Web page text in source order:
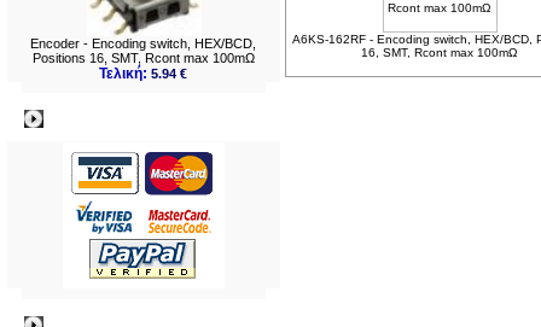
Encoder - Encoding switch, HEX/BCD,
Positions 16, SMT, Rcont max 100mΩ
Τελική:5.94 €
A6KS-162RF - Encoding switch, HEX/BCD,
16, SMT, Rcont max 100mΩ